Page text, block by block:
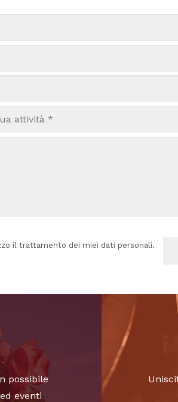
il trattamento dei miei dati personali.
possibile
eventi